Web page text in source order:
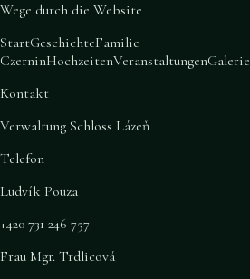
Wege durch die Website
StartGeschichteFamilie
CzerninHochzeitenVeranstaltungenGalerie
Kontakt
Verwaltung Schloss Lázeň
Telefon
Ludvík Pouza
+420 731 246 757
Frau Mgr. Trdlicová